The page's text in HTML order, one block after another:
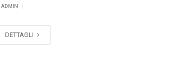
ADMIN
DETTAGLI